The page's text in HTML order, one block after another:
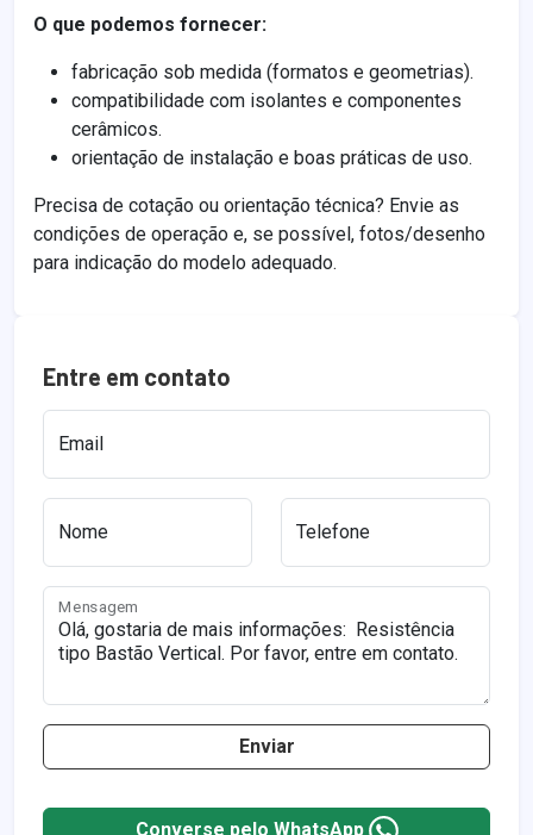
O que podemos fornecer:
fabricação sob medida (formatos e geometrias).
compatibilidade com isolantes e componentes
cerâmicos.
orientação de instalação e boas práticas de uso.
Precisa de cotação ou orientação técnica? Envie as
condições de operação e, se possível, fotos/desenho
para indicação do modelo adequado.
Entre em contato
Email
Nome Telefone
Mensagem
Enviar
Converse pelo WhatsApp